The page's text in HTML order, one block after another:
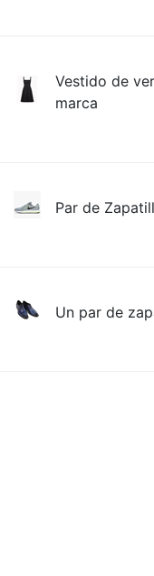
Vestido de
marca
Par de
Un par de